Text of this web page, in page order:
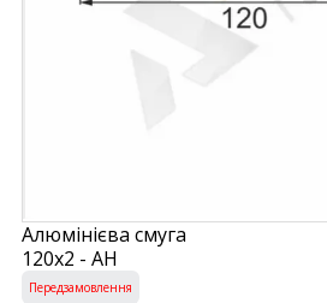
Алюмінієва смуга
120х2 - АН
Передзамовлення